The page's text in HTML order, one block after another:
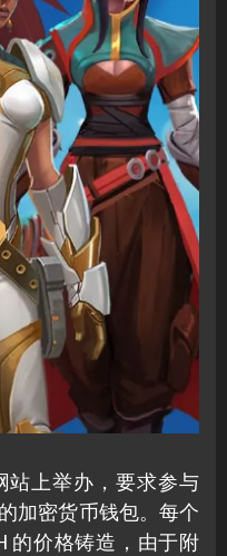
站上举办，要求参与
加密货币钱包。每个
的价格铸造，由于附